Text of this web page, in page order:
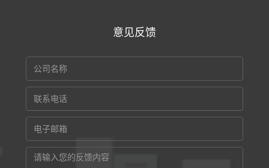
意见反馈